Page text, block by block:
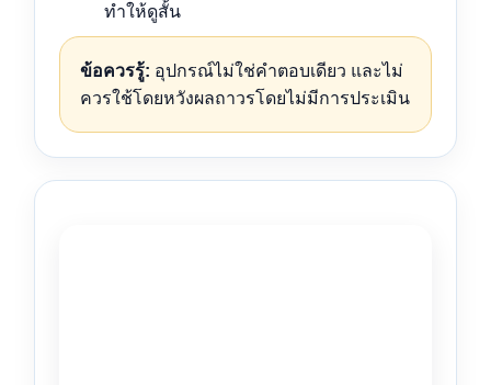
ทำให้ดูสั้น
ข้อควรรู้: อุปกรณ์ไม่ใช่คำตอบเดียว และไม่
ควรใช้โดยหวังผลถาวรโดยไม่มีการประเมิน